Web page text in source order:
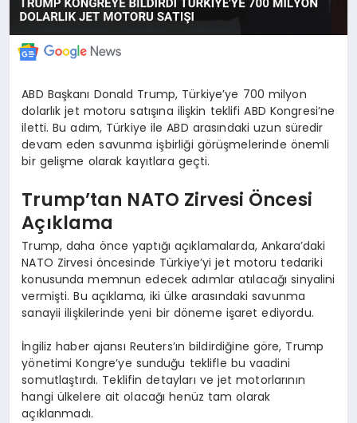
ABD Başkanı Donald Trump, Türkiye’ye 700 milyon
dolarlık jet motoru satışına ilişkin teklifi ABD Kongresi’ne
iletti. Bu adım, Türkiye ile ABD arasındaki uzun süredir
devam eden savunma işbirliği görüşmelerinde önemli
bir gelişme olarak kayıtlara geçti.
Trump’tan NATO Zirvesi Öncesi
Açıklama
Trump, daha önce yaptığı açıklamalarda, Ankara’daki
NATO Zirvesi öncesinde Türkiye’yi jet motoru tedariki
konusunda memnun edecek adımlar atılacağı sinyalini
vermişti. Bu açıklama, iki ülke arasındaki savunma
sanayii ilişkilerinde yeni bir döneme işaret ediyordu.
İngiliz haber ajansı Reuters’ın bildirdiğine göre, Trump
yönetimi Kongre’ye sunduğu teklifle bu vaadini
somutlaştırdı. Teklifin detayları ve jet motorlarının
hangi ülkelere ait olacağı henüz tam olarak
açıklanmadı.